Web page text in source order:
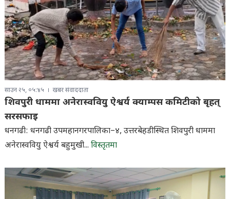
साउन २५, ०५:४५ खबर संवाददाता
शिवपुरी धाममा अनेरास्ववियु ऐश्वर्य क्याम्पस कमिटीको बृहत्
सरसफाइ
धनगढी: धनगढी उपमहानगरपालिका–४, उत्तरबेहडीस्थित शिवपुरी धाममा
अनेरास्ववियु ऐश्वर्य बहुमुखी... विस्तृतमा